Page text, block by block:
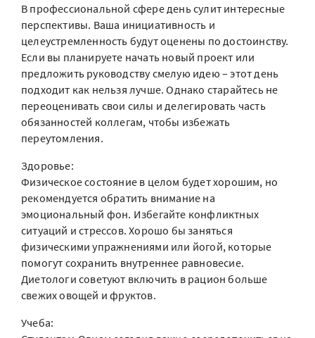
В профессиональной сфере день сулит интересные
перспективы. Ваша инициативность и
целеустремленность будут оценены по достоинству.
Если вы планируете начать новый проект или
предложить руководству смелую идею – этот день
подходит как нельзя лучше. Однако старайтесь не
переоценивать свои силы и делегировать часть
обязанностей коллегам, чтобы избежать
переутомления.
Здоровье:
Физическое состояние в целом будет хорошим, но
рекомендуется обратить внимание на
эмоциональный фон. Избегайте конфликтных
ситуаций и стрессов. Хорошо бы заняться
физическими упражнениями или йогой, которые
помогут сохранить внутреннее равновесие.
Диетологи советуют включить в рацион больше
свежих овощей и фруктов.
Учеба: